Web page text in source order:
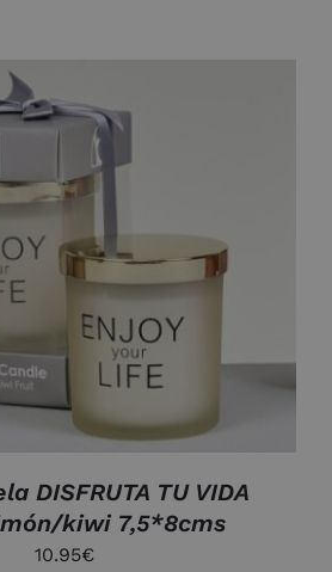
AL CARRITO
DISFRUTA TU VIDA
kiwi 7,5*8cms
10.95€